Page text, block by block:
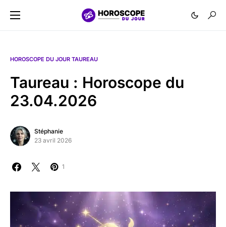
HOROSCOPE DU JOUR TAUREAU
Taureau : Horoscope du
23.04.2026
Stéphanie
23 avril 2026
1